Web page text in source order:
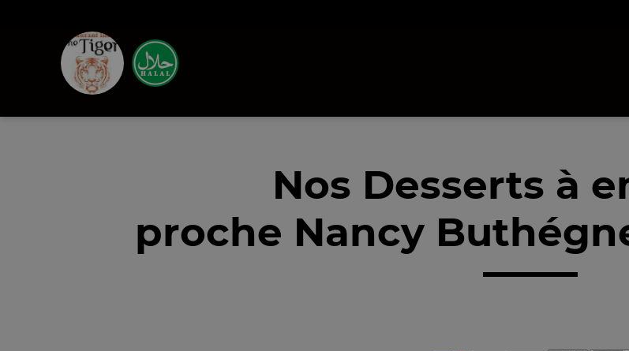
Nos Desserts à
proche Nancy